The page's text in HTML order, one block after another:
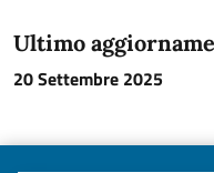
Ultimo
20 Settembre 2025